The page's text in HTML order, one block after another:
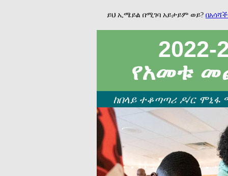
ይህ ኢሜይል በሚገባ አይታይም ወይ?
2022-
የአመቱ
ከበላይ ተቆጣጣሪ ዶ/ር ሞኒፋ